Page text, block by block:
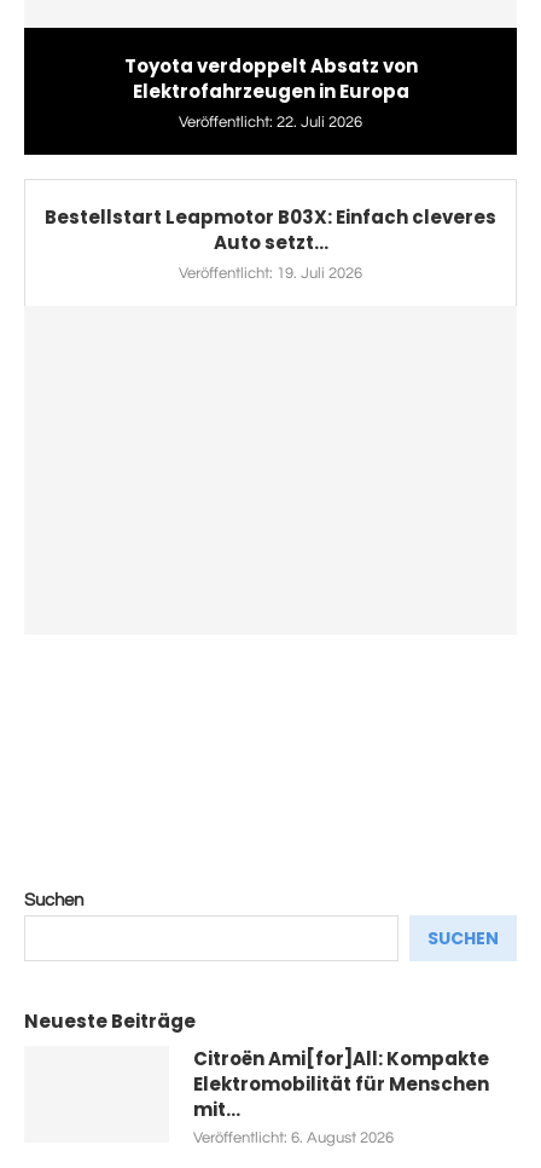
Toyota verdoppelt Absatz von
Elektrofahrzeugen in Europa
Veröffentlicht: 22. Juli 2026
Bestellstart Leapmotor B03X: Einfach cleveres
Auto setzt...
Veröffentlicht: 19. Juli 2026
Suchen
SUCHEN
Neueste Beiträge
Citroën Ami[for]All: Kompakte
Elektromobilität für Menschen
mit...
Veröffentlicht: 6. August 2026